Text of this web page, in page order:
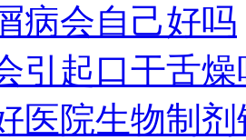
病会自己好吗
引起口干舌燥
医院生物制